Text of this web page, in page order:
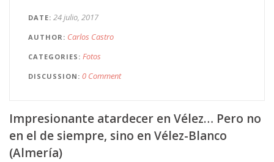
DATE 24 julio, 2017
AUTHOR Carlos Castro
CATEGORIES Fotos
DISCUSSION 0 Comment
Impresionante atardecer en Vélez… Pero no
en el de siempre, sino en Vélez-Blanco
(Almería)